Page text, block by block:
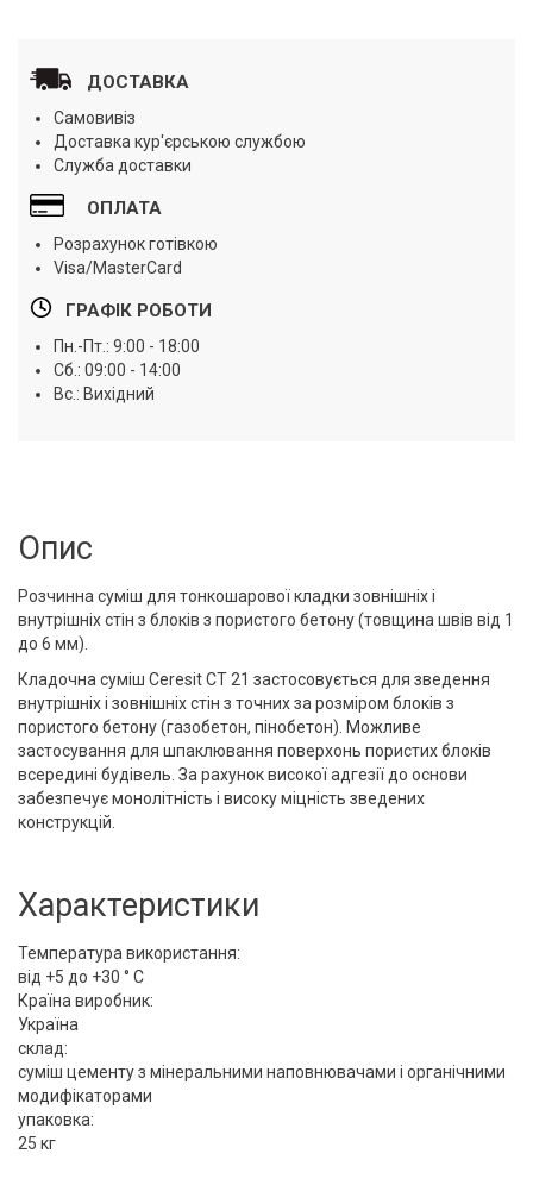
ДОСТАВКА
Самовивіз
Доставка кур'єрською службою
Служба доставки
ОПЛАТА
Розрахунок готівкою
Visa/MasterCard
ГРАФІК РОБОТИ
Пн.-Пт.: 9:00 - 18:00
Сб.: 09:00 - 14:00
Вс.: Вихідний
Опис
Розчинна суміш для тонкошарової кладки зовнішніх і
внутрішніх стін з блоків з пористого бетону (товщина швів від 1
до 6 мм).
Кладочна суміш Ceresit СТ 21 застосовується для зведення
внутрішніх і зовнішніх стін з точних за розміром блоків з
пористого бетону (газобетон, пінобетон). Можливе
застосування для шпаклювання поверхонь пористих блоків
всередині будівель. За рахунок високої адгезії до основи
забезпечує монолітність і високу міцність зведених
конструкцій.
Характеристики
Температура використання:
від +5 до +30 ° C
Країна виробник:
Україна
склад:
суміш цементу з мінеральними наповнювачами і органічними
модифікаторами
упаковка:
25 кг